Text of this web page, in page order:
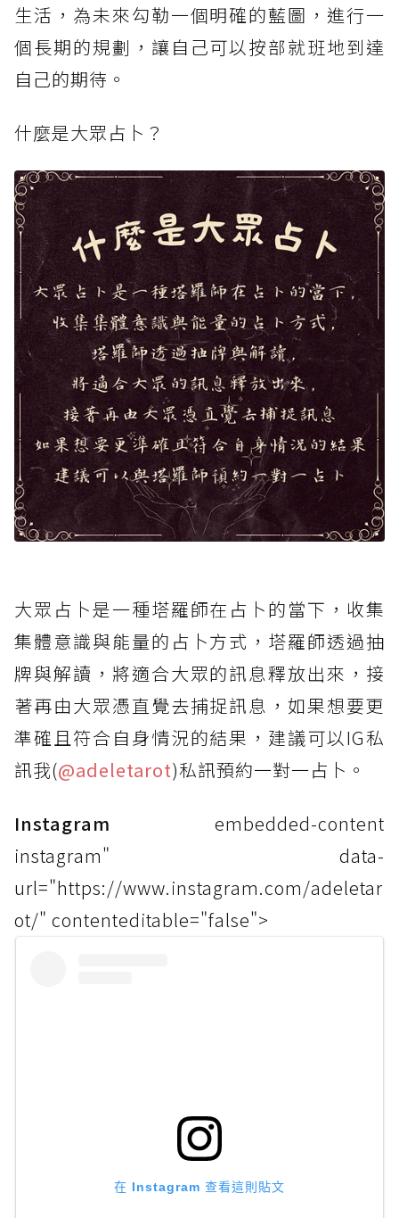
生活，為未來勾勒一個明確的藍圖，進行一
個長期的規劃，讓自己可以按部就班地到達
自己的期待。
什麼是大眾占卜？
大眾占卜是一種塔羅師在占卜的當下，收集
集體意識與能量的占卜方式，塔羅師透過抽
牌與解讀，將適合大眾的訊息釋放出來，接
著再由大眾憑直覺去捕捉訊息，如果想要更
準確且符合自身情況的結果，建議可以IG私
訊我(@adeletarot)私訊預約一對一占卜。
Instagram embedded-content
instagram" data-
url="https://www.instagram.com/adeletar
ot/" contenteditable="false">
在 Instagram 查看這則貼文